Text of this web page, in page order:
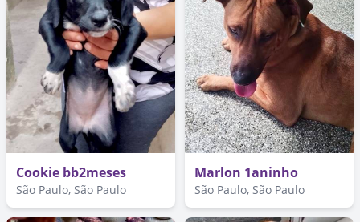
Cookie bb2meses
São Paulo, São Paulo
Marlon 1aninho
São Paulo, São Paulo